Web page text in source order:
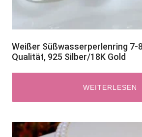
Weißer Süßwasserperlenring 7-
Qualität, 925 Silber/18K Gold
WEITERLESEN